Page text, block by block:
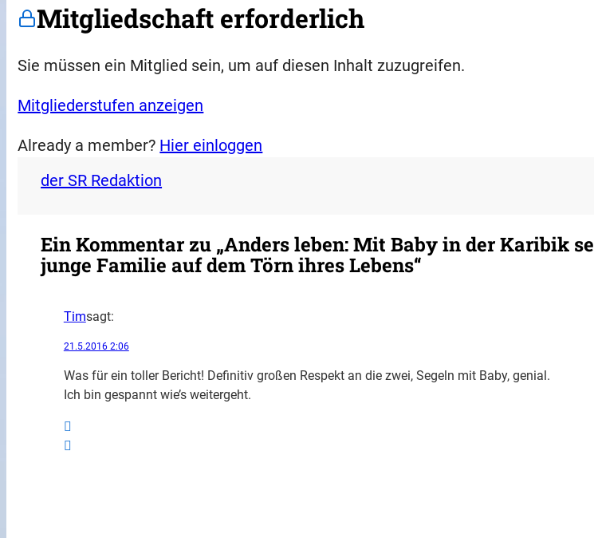
Mitgliedschaft erforderlich
Sie müssen ein Mitglied sein, um auf diesen Inhalt zuzugreifen.
Mitgliederstufen anzeigen
Already a member? Hier einloggen
der SR Redaktion
Ein Kommentar zu „Anders leben: Mit Baby in der Karibik
junge Familie auf dem Törn ihres Lebens“
Timsagt:
21.5.2016 2:06
Was für ein toller Bericht! Definitiv großen Respekt an die zwei, Segeln mit Baby, genial.
Ich bin gespannt wie’s weitergeht.